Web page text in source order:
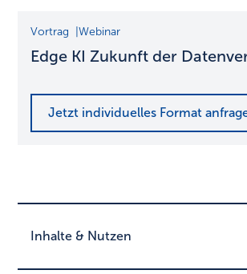
Zukunft
Datenverarbeitung
Vortrag Webinar
Edge KI Zukunft der
Jetzt individuelles Format
Inhalte & Nutzen